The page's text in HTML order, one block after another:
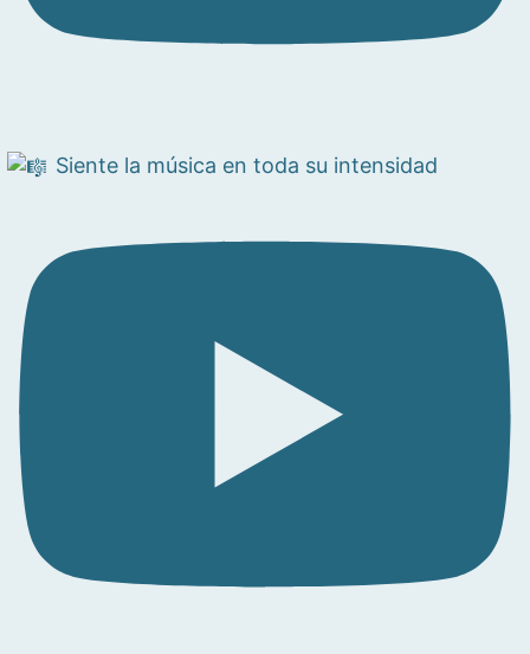
Siente la música en toda su intensidad